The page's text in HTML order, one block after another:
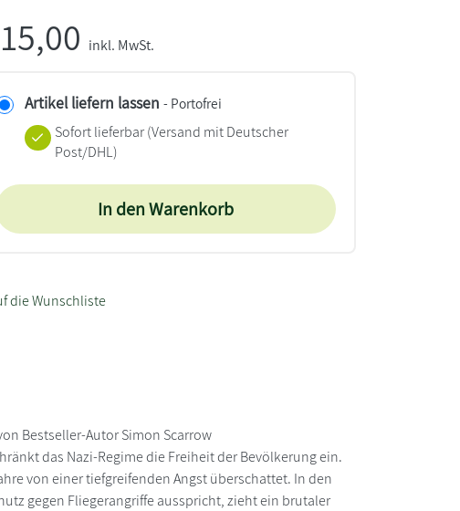
15,00 inkl. MwSt.
Artikel liefern lassen - Portofrei
Sofort lieferbar(Versand mit Deutscher
Post/DHL)
In den Warenkorb
die Wunschliste
Bestseller-Autor Simon Scarrow
das Nazi-Regime die Freiheit der Bevölkerung ein.
von einer tiefgreifenden Angst überschattet. In den
gegen Fliegerangriffe ausspricht, zieht ein brutaler